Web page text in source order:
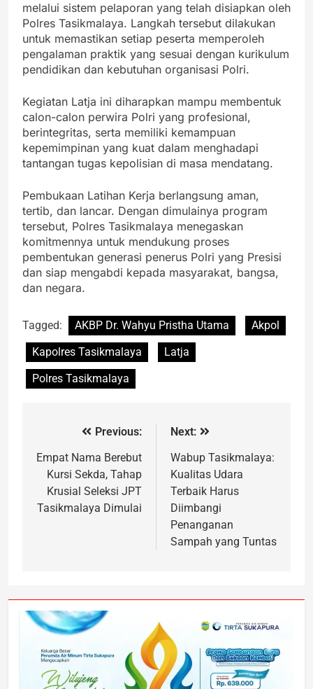
melalui sistem pelaporan yang telah disiapkan oleh
Polres Tasikmalaya. Langkah tersebut dilakukan
untuk memastikan setiap peserta memperoleh
pengalaman praktik yang sesuai dengan kurikulum
pendidikan dan kebutuhan organisasi Polri.
Kegiatan Latja ini diharapkan mampu membentuk
calon-calon perwira Polri yang profesional,
berintegritas, serta memiliki kemampuan
kepemimpinan yang kuat dalam menghadapi
tantangan tugas kepolisian di masa mendatang.
Pembukaan Latihan Kerja berlangsung aman,
tertib, dan lancar. Dengan dimulainya program
tersebut, Polres Tasikmalaya menegaskan
komitmennya untuk mendukung proses
pembentukan generasi penerus Polri yang Presisi
dan siap mengabdi kepada masyarakat, bangsa,
dan negara.
Tagged: AKBP Dr. Wahyu Pristha Utama
Akpol
Kapolres Tasikmalaya
Latja
Polres Tasikmalaya
Previous:
Empat Nama Berebut
Kursi Sekda, Tahap
Krusial Seleksi JPT
Tasikmalaya Dimulai
Next:
Wabup Tasikmalaya:
Kualitas Udara
Terbaik Harus
Diimbangi
Penanganan
Sampah yang Tuntas